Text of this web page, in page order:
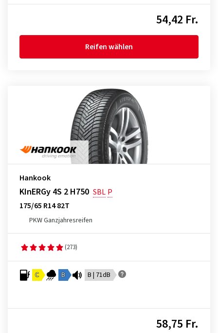
54,42 Fr.
Reifen wählen
Hankook
KInERGy 4S 2 H750 SBL P
175/65 R14 82T
PKW Ganzjahresreifen
(273)
C B B | 71dB
58,75 Fr.